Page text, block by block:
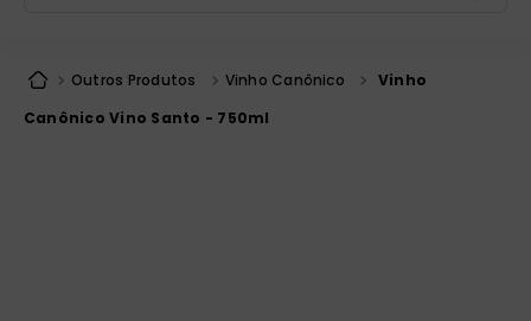
Outros Produtos Vinho Canônico
Vinho
Canônico Vino Santo - 750ml
bíblia
2º liturgia